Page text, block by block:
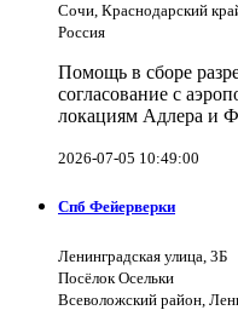
Сочи, Краснодарский
Россия
Помощь в сборе
согласование с
локациям Адлера и
2026-07-05 10:49:00
Спб Фейерверки
Ленинградская улица, 3Б
Посёлок Осельки
Всеволожский район,